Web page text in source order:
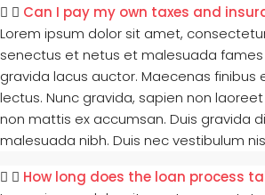
Can I pay my own taxes and
Lorem ipsum dolor sit amet,
senectus et netus et malesuada fames
gravida lacus auctor. Maecenas
lectus. Nunc gravida, sapien non
non mattis ex accumsan. Duis gravida
malesuada nibh. Duis nec vestibulum
How long does the loan process